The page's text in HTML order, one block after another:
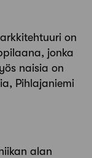
on
jonka
naisia on
Pihlajaniemi
alan